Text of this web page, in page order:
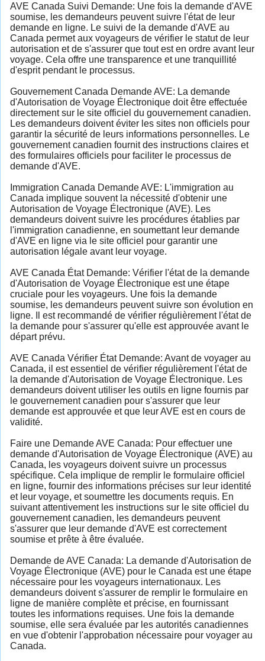
AVE Canada Suivi Demande: Une fois la demande d'AVE
soumise, les demandeurs peuvent suivre l'état de leur
demande en ligne. Le suivi de la demande d'AVE au
Canada permet aux voyageurs de vérifier le statut de leur
autorisation et de s'assurer que tout est en ordre avant leur
voyage. Cela offre une transparence et une tranquillité
d'esprit pendant le processus.
Gouvernement Canada Demande AVE: La demande
d'Autorisation de Voyage Électronique doit être effectuée
directement sur le site officiel du gouvernement canadien.
Les demandeurs doivent éviter les sites non officiels pour
garantir la sécurité de leurs informations personnelles. Le
gouvernement canadien fournit des instructions claires et
des formulaires officiels pour faciliter le processus de
demande d'AVE.
Immigration Canada Demande AVE: L'immigration au
Canada implique souvent la nécessité d'obtenir une
Autorisation de Voyage Électronique (AVE). Les
demandeurs doivent suivre les procédures établies par
l'immigration canadienne, en soumettant leur demande
d'AVE en ligne via le site officiel pour garantir une
autorisation légale avant leur voyage.
AVE Canada État Demande: Vérifier l'état de la demande
d'Autorisation de Voyage Électronique est une étape
cruciale pour les voyageurs. Une fois la demande
soumise, les demandeurs peuvent suivre son évolution en
ligne. Il est recommandé de vérifier régulièrement l'état de
la demande pour s'assurer qu'elle est approuvée avant le
départ prévu.
AVE Canada Vérifier État Demande: Avant de voyager au
Canada, il est essentiel de vérifier régulièrement l'état de
la demande d'Autorisation de Voyage Électronique. Les
demandeurs doivent utiliser les outils en ligne fournis par
le gouvernement canadien pour s'assurer que leur
demande est approuvée et que leur AVE est en cours de
validité.
Faire une Demande AVE Canada: Pour effectuer une
demande d'Autorisation de Voyage Électronique (AVE) au
Canada, les voyageurs doivent suivre un processus
spécifique. Cela implique de remplir le formulaire officiel
en ligne, fournir des informations précises sur leur identité
et leur voyage, et soumettre les documents requis. En
suivant attentivement les instructions sur le site officiel du
gouvernement canadien, les demandeurs peuvent
s'assurer que leur demande d'AVE est correctement
soumise et prête à être évaluée.
Demande de AVE Canada: La demande d'Autorisation de
Voyage Électronique (AVE) pour le Canada est une étape
nécessaire pour les voyageurs internationaux. Les
demandeurs doivent s'assurer de remplir le formulaire en
ligne de manière complète et précise, en fournissant
toutes les informations requises. Une fois la demande
soumise, elle sera évaluée par les autorités canadiennes
en vue d'obtenir l'approbation nécessaire pour voyager au
Canada.